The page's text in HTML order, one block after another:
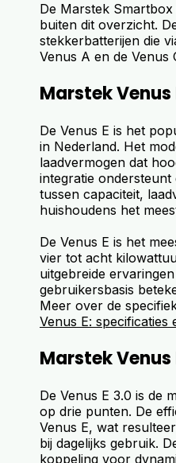
De Marstek
buiten dit overzicht.
stekkerbatterijen die
Venus A en de Venus
Marstek
De Venus E is het
in Nederland. Het
laadvermogen dat
integratie
tussen capaciteit,
huishoudens het
De Venus E is het
vier tot acht
uitgebreide
gebruikersbasis
Meer over de
Venus E: specificaties
Marstek
De Venus E 3.0 is de
op drie punten. De
Venus E, wat
bij dagelijks gebruik.
koppeling voor